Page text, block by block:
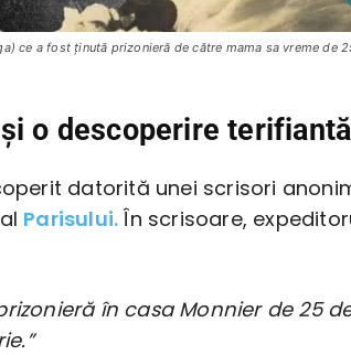
ce a fost ținută prizonieră de către mama sa vreme de
o descoperire terifiantă
datorită unei scrisori
Parisului. În scrisoare,
în casa Monnier de 25